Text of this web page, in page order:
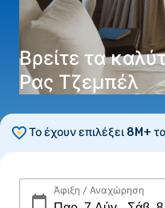
Βρείτε τα
Ρας Τζεμπέλ
Το έχουν επιλέξει 8M+
Άφιξη / Αναχώρηση